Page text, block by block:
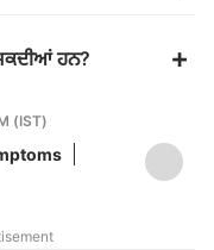
ਹਨ?
(IST)